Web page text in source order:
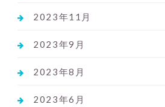
2023年11月
2023年9月
2023年8月
2023年6月